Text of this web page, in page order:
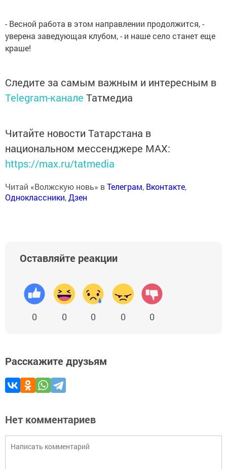
- Весной работа в этом направлении продолжится, -
уверена заведующая клубом, - и наше село станет еще
краше!
Следите за самым важным и интересным в
Telegram-канале Татмедиа
Читайте новости Татарстана в
национальном мессенджере MАХ:
https://max.ru/tatmedia
Читай «Волжскую новь» вТелеграм, Вконтакте,
Одноклассники,Дзен
Оставляйте реакции
0 0 0 0 0
Расскажите друзьям
Нет комментариев